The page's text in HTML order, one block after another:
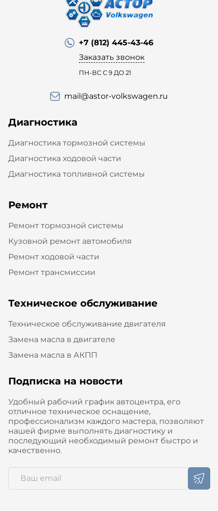
+7 (812) 445-43-46
Заказать звонок
ПН-ВС С 9 ДО 21
mail@astor-volkswagen.ru
Диагностика
Диагностика тормозной системы
Диагностика ходовой части
Диагностика топливной системы
Ремонт
Ремонт тормозной системы
Кузовной ремонт автомобиля
Ремонт ходовой части
Ремонт трансмиссии
Техническое обслуживание
Техническое обслуживание двигателя
Замена масла в двигателе
Замена масла в АКПП
Подписка на новости
Удобный рабочий график автоцентра, его
отличное техническое оснащение,
профессионализм каждого мастера, позволяют
нашей фирме выполнять диагностику и
последующий необходимый ремонт быстро и
качественно.